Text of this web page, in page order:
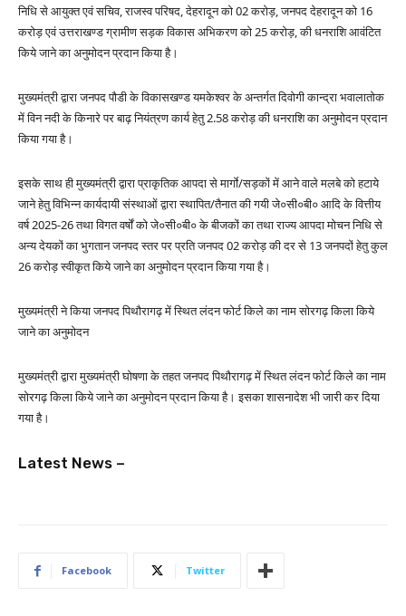
निधि से आयुक्त एवं सचिव, राजस्व परिषद, देहरादून को 02 करोड़, जनपद देहरादून को 16
करोड़ एवं उत्तराखण्ड ग्रामीण सड़क विकास अभिकरण को 25 करोड़, की धनराशि आवंटित
किये जाने का अनुमोदन प्रदान किया है।
मुख्यमंत्री द्वारा जनपद पौडी के विकासखण्ड यमकेश्वर के अन्तर्गत दिवोगी कान्द्रा भवालातोक
में विन नदी के किनारे पर बाढ़ नियंत्रण कार्य हेतु 2.58 करोड़ की धनराशि का अनुमोदन प्रदान
किया गया है।
इसके साथ ही मुख्यमंत्री द्वारा प्राकृतिक आपदा से मार्गाे/सड़कों में आने वाले मलबे को हटाये
जाने हेतु विभिन्न कार्यदायी संस्थाओं द्वारा स्थापित/तैनात की गयी जे०सी०बी० आदि के वित्तीय
वर्ष 2025-26 तथा विगत वर्षों को जे०सी०बी० के बीजकों का तथा राज्य आपदा मोचन निधि से
अन्य देयकों का भुगतान जनपद स्तर पर प्रति जनपद 02 करोड़ की दर से 13 जनपदों हेतु कुल
26 करोड़ स्वीकृत किये जाने का अनुमोदन प्रदान किया गया है।
मुख्यमंत्री ने किया जनपद पिथौरागढ़ में स्थित लंदन फोर्ट किले का नाम सोरगढ़ किला किये
जाने का अनुमोदन
मुख्यमंत्री द्वारा मुख्यमंत्री घोषणा के तहत जनपद पिथौरागढ़ में स्थित लंदन फोर्ट किले का नाम
सोरगढ़ किला किये जाने का अनुमोदन प्रदान किया है। इसका शासनादेश भी जारी कर दिया
गया है।
Latest News –
Facebook Twitter